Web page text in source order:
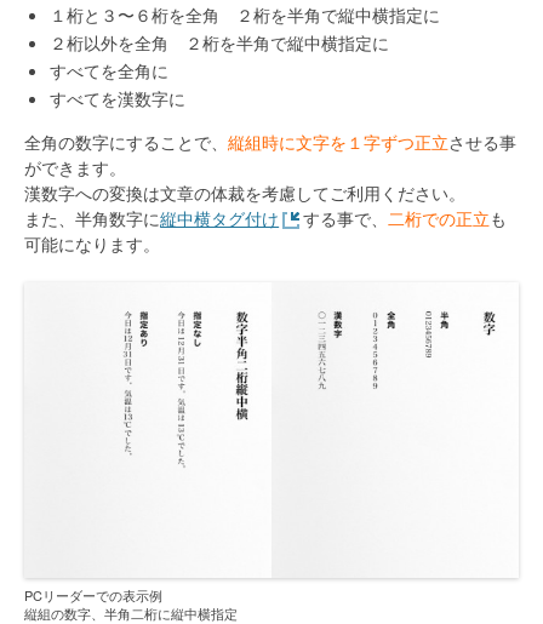
１桁と３〜６桁を全角 ２桁を半角で縦中横指定に
２桁以外を全角 ２桁を半角で縦中横指定に
すべてを全角に
すべてを漢数字に
全角の数字にすることで、縦組時に文字を１字ずつ正立させる事
ができます。
漢数字への変換は文章の体裁を考慮してご利用ください。
また、半角数字に縦中横タグ付け する事で、 二桁での正立も
可能になります。
PCリーダーでの表示例
縦組の数字、半角二桁に縦中横指定